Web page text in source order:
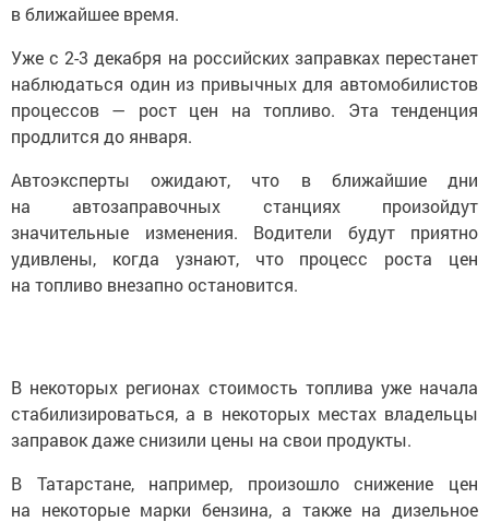
в ближайшее время.
Уже с 2-3 декабря на российских заправках перестанет
наблюдаться один из привычных для автомобилистов
процессов — рост цен на топливо. Эта тенденция
продлится до января.
Автоэксперты ожидают, что в ближайшие дни
на автозаправочных станциях произойдут
значительные изменения. Водители будут приятно
удивлены, когда узнают, что процесс роста цен
на топливо внезапно остановится.
В некоторых регионах стоимость топлива уже начала
стабилизироваться, а в некоторых местах владельцы
заправок даже снизили цены на свои продукты.
В Татарстане, например, произошло снижение цен
на некоторые марки бензина, а также на дизельное